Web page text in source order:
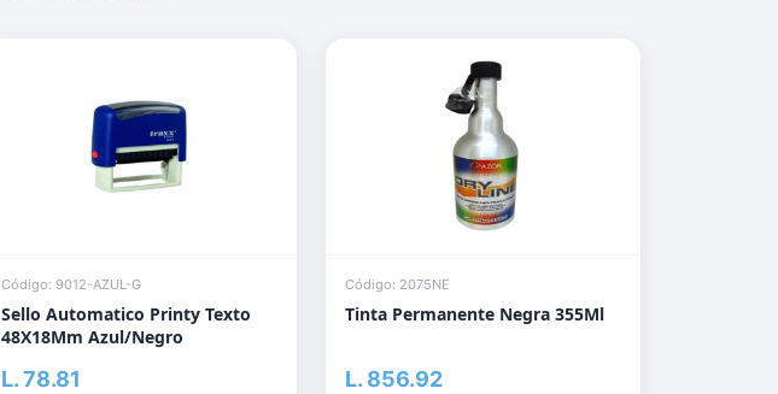
Código: 9012-AZUL-G
Sello Automatico Printy Texto
48X18Mm Azul/Negro
L. 78.81
Código: 2075NE
Tinta Permanente Negra 355Ml
L. 856.92